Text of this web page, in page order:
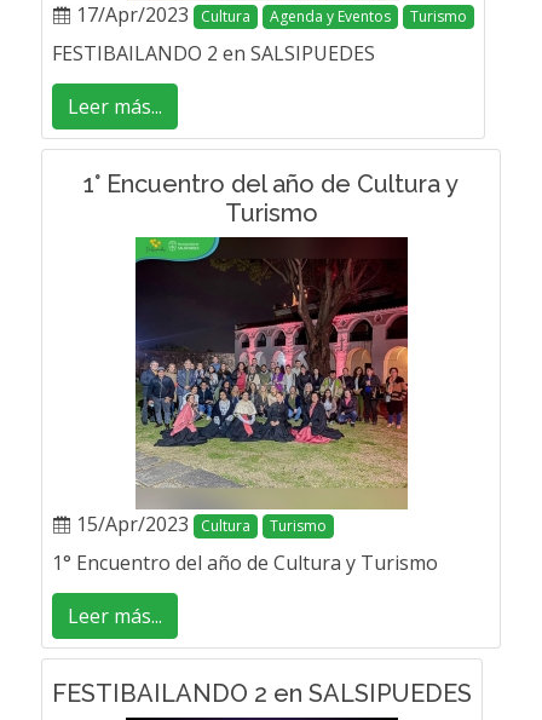
17/Apr/2023 Cultura Agenda y Eventos Turismo
FESTIBAILANDO 2 en SALSIPUEDES
Leer más...
1° Encuentro del año de Cultura y
Turismo
15/Apr/2023 Cultura Turismo
1° Encuentro del año de Cultura y Turismo
Leer más...
FESTIBAILANDO 2 en SALSIPUEDES